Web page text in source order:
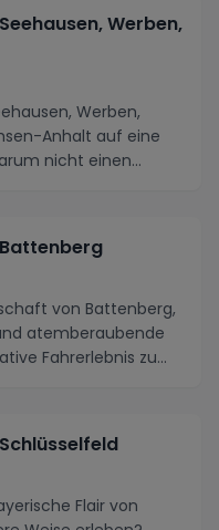
Werben,
Werben,
Anhalt auf eine
nicht einen
von Battenberg,
atemberaubende
Fahrerlebnis zu...
Flair von